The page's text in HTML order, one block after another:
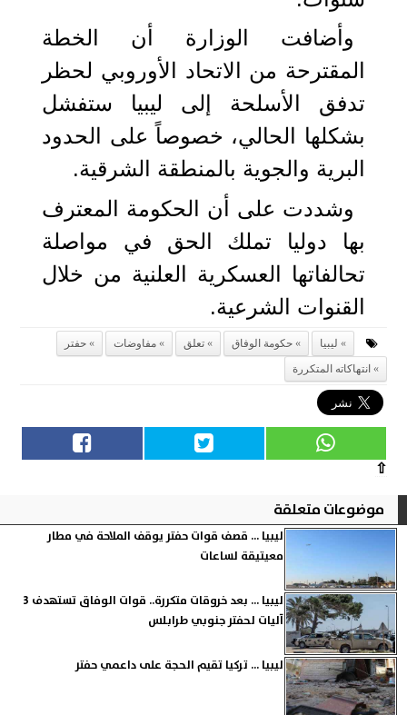
وأضافت الوزارة أن الخطة
المقترحة من الاتحاد الأوروبي لحظر
تدفق الأسلحة إلى ليبيا ستفشل
بشكلها الحالي، خصوصاً على الحدود
البرية والجوية بالمنطقة الشرقية.
وشددت على أن الحكومة المعترف
بها دوليا تملك الحق في مواصلة
تحالفاتها العسكریة العلنية من خلال
القنوات الشرعية.
ليبيا حكومة الوفاق تعلق مفاوضات
حفتر
انتهاكاته المتكررة
⇧
موضوعات متعلقة
ليبيا ... قصف قوات حفتر يوقف الملاحة في مطار
معيتيقة لساعات
ليبيا ... بعد خروقات متكررة.. قوات الوفاق تستهدف 3
آليات لحفتر جنوبي طرابلس
ليبيا ... تركيا تقيم الحجة على داعمي حفتر